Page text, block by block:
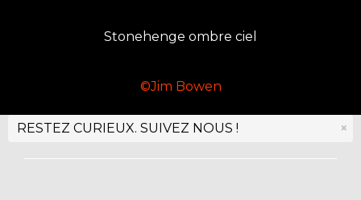
Stonehenge ombre ciel
©Jim Bowen
×
RESTEZ CURIEUX. SUIVEZ NOUS !